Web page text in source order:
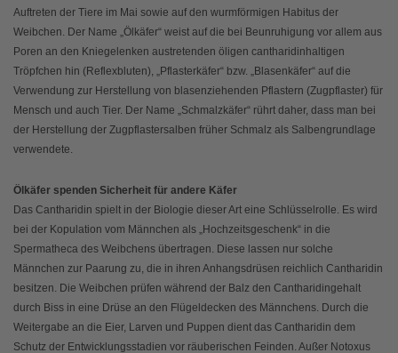
Auftreten der Tiere im Mai sowie auf den wurmförmigen Habitus der
Weibchen. Der Name „Ölkäfer“ weist auf die bei Beunruhigung vor allem aus
Poren an den Kniegelenken austretenden öligen cantharidinhaltigen
Tröpfchen hin (Reflexbluten), „Pflasterkäfer“ bzw. „Blasenkäfer“ auf die
Verwendung zur Herstellung von blasenziehenden Pflastern (Zugpflaster) für
Mensch und auch Tier. Der Name „Schmalzkäfer“ rührt daher, dass man bei
der Herstellung der Zugpflastersalben früher Schmalz als Salbengrundlage
verwendete.
Ölkäfer spenden Sicherheit für andere Käfer
Das Cantharidin spielt in der Biologie dieser Art eine Schlüsselrolle. Es wird
bei der Kopulation vom Männchen als „Hochzeitsgeschenk“ in die
Spermatheca des Weibchens übertragen. Diese lassen nur solche
Männchen zur Paarung zu, die in ihren Anhangsdrüsen reichlich Cantharidin
besitzen. Die Weibchen prüfen während der Balz den Cantharidingehalt
durch Biss in eine Drüse an den Flügeldecken des Männchens. Durch die
Weitergabe an die Eier, Larven und Puppen dient das Cantharidin dem
Schutz der Entwicklungsstadien vor räuberischen Feinden. Außer Notoxus